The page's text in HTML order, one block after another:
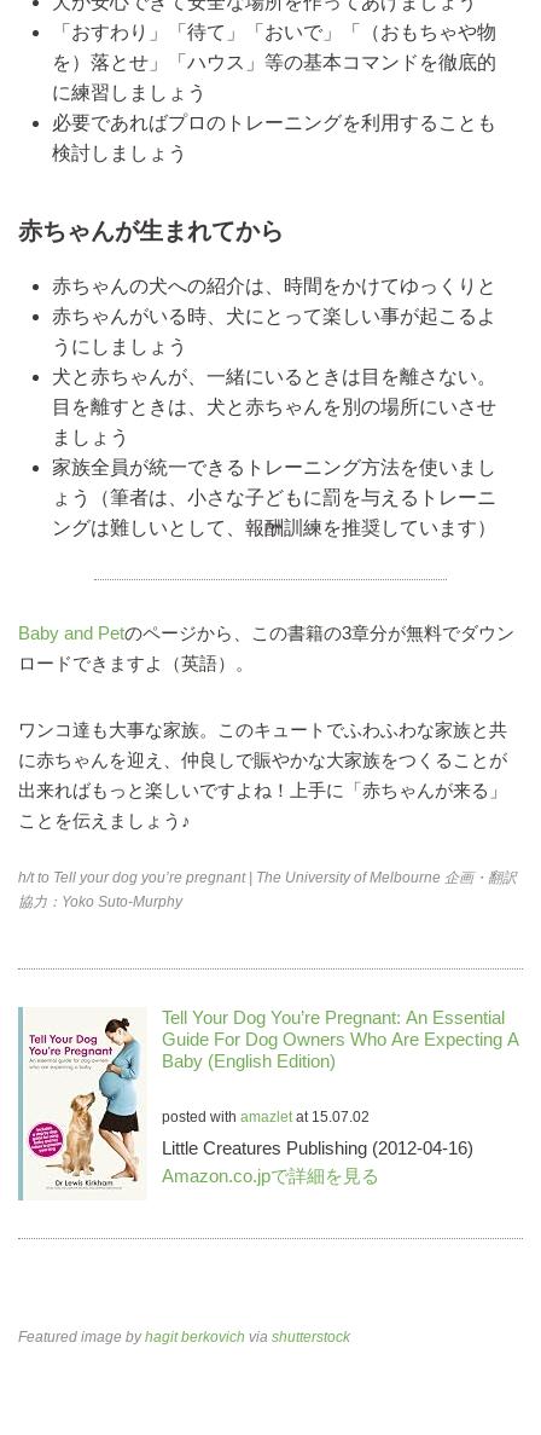
「おすわり」「待て」「おいで」「（おもちゃや物
を）落とせ」「ハウス」等の基本コマンドを徹底的
に練習しましょう
必要であればプロのトレーニングを利用することも
検討しましょう
赤ちゃんが生まれてから
赤ちゃんの犬への紹介は、時間をかけてゆっくりと
赤ちゃんがいる時、犬にとって楽しい事が起こるよ
うにしましょう
犬と赤ちゃんが、一緒にいるときは目を離さない。
目を離すときは、犬と赤ちゃんを別の場所にいさせ
ましょう
家族全員が統一できるトレーニング方法を使いまし
ょう（筆者は、小さな子どもに罰を与えるトレーニ
ングは難しいとして、報酬訓練を推奨しています）
Baby and Petのページから、この書籍の3章分が無料でダウン
ロードできますよ（英語）。
ワンコ達も大事な家族。このキュートでふわふわな家族と共
に赤ちゃんを迎え、仲良しで賑やかな大家族をつくることが
出来ればもっと楽しいですよね！上手に「赤ちゃんが来る」
ことを伝えましょう♪
h/t to Tell your dog you’re pregnant | The University of Melbourne 企画・翻訳
協力：Yoko Suto-Murphy
Tell Your Dog You’re Pregnant: An Essential
Guide For Dog Owners Who Are Expecting A
Baby (English Edition)
posted with amazletat 15.07.02
Little Creatures Publishing (2012-04-16)
Amazon.co.jpで詳細を見る
Featured image byhagit berkovich via shutterstock